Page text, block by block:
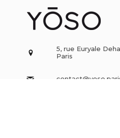
5, rue Euryale
Paris